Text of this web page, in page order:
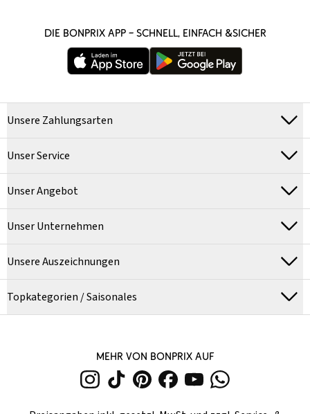
DIE BONPRIX APP – SCHNELL, EINFACH &SICHER
Unsere Zahlungsarten
Unser Service
Unser Angebot
Unser Unternehmen
Unsere Auszeichnungen
Topkategorien / Saisonales
MEHR VON BONPRIX AUF